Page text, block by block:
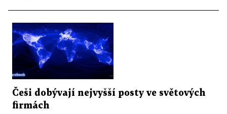
Češi dobývají nejvyšší posty ve světových
firmách